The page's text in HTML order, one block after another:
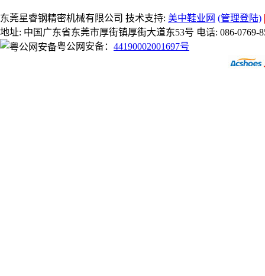
东莞星睿钢精密机械有限公司 技术支持: 美中鞋业网 (管理登陆)
地址: 中国广东省东莞市厚街镇厚街大道东53号 电话: 086-0769-
粤公网安备： 44190002001697号